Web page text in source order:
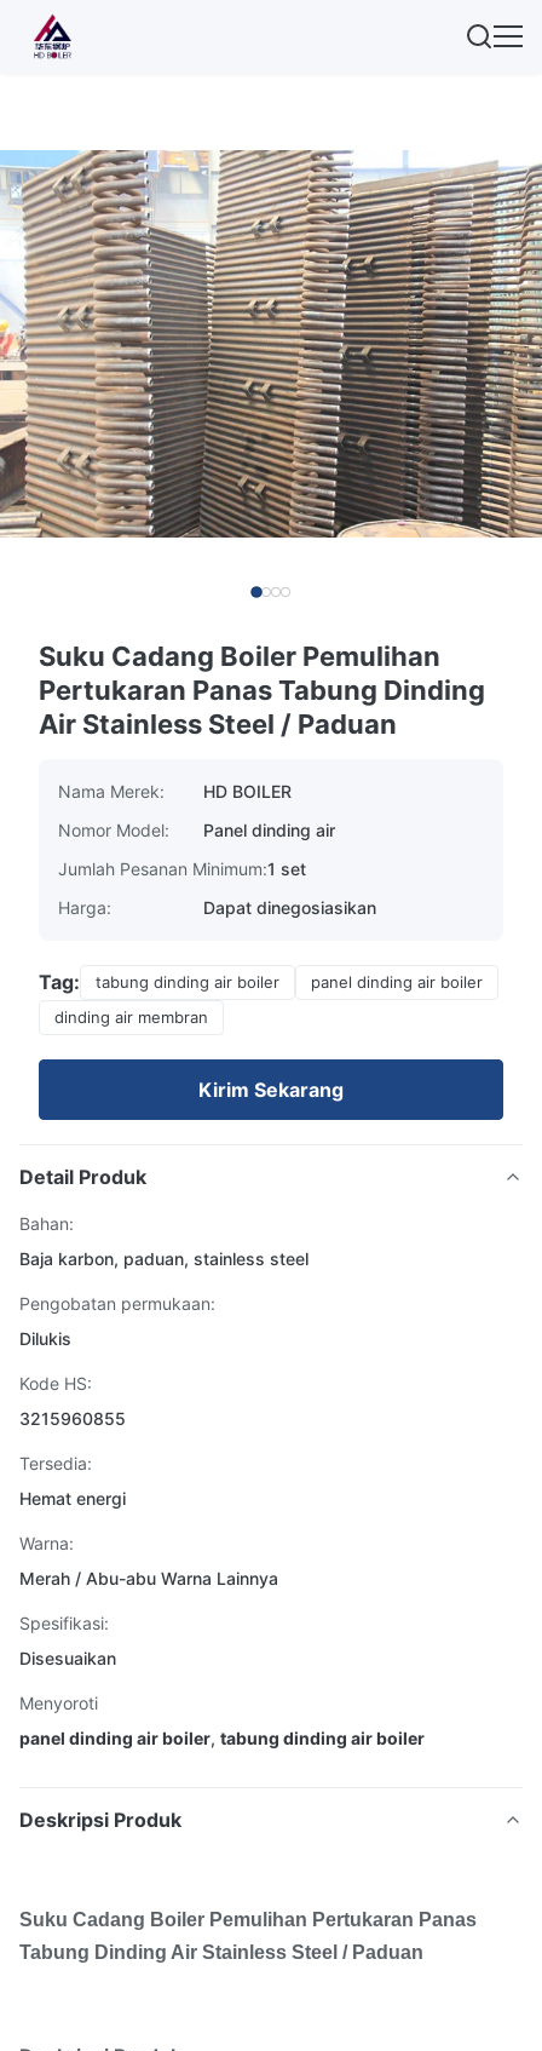
Suku Cadang Boiler Pemulihan
Pertukaran Panas Tabung Dinding
Air Stainless Steel / Paduan
Nama Merek:
HD BOILER
Nomor Model:
Panel dinding air
Jumlah Pesanan Minimum:1 set
Harga:
Dapat dinegosiasikan
Tag: tabung dinding air boiler
panel dinding air boiler
dinding air membran
Kirim Sekarang
Detail Produk
Bahan:
Baja karbon, paduan, stainless steel
Pengobatan permukaan:
Dilukis
Kode HS:
3215960855
Tersedia:
Hemat energi
Warna:
Merah / Abu-abu Warna Lainnya
Spesifikasi:
Disesuaikan
Menyoroti
panel dinding air boiler, tabung dinding air boiler
Deskripsi Produk
Suku Cadang Boiler Pemulihan Pertukaran Panas
Tabung Dinding Air Stainless Steel / Paduan